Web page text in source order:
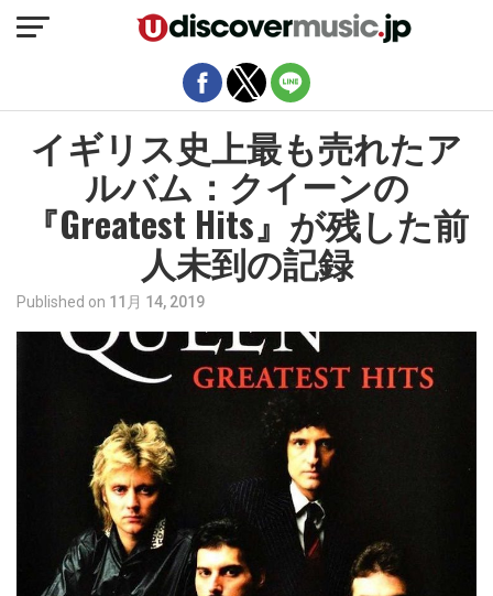
イギリス史上最も売れたア
ルバム：クイーンの
『Greatest Hits』が残した前
人未到の記録
Published on 11月 14, 2019
モバイルバージョンを終了